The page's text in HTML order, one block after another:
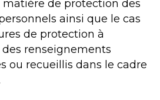
de protection des
ainsi que le cas
de protection à
des renseignements
ou recueillis dans le cadre